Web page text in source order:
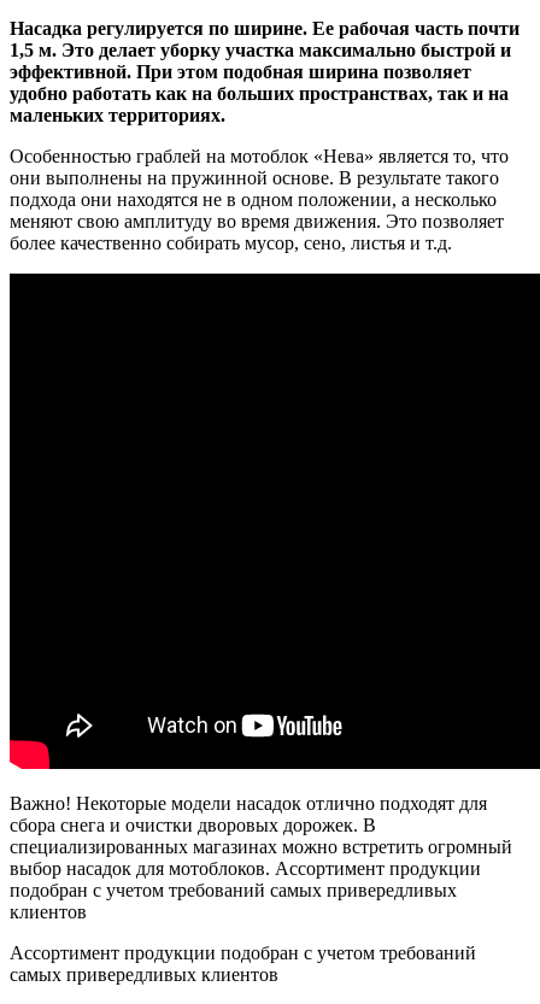
Насадка регулируется по ширине. Ее рабочая часть почти
1,5 м. Это делает уборку участка максимально быстрой и
эффективной. При этом подобная ширина позволяет
удобно работать как на больших пространствах, так и на
маленьких территориях.
Особенностью граблей на мотоблок «Нева» является то, что
они выполнены на пружинной основе. В результате такого
подхода они находятся не в одном положении, а несколько
меняют свою амплитуду во время движения. Это позволяет
более качественно собирать мусор, сено, листья и т.д.
Важно! Некоторые модели насадок отлично подходят для
сбора снега и очистки дворовых дорожек. В
специализированных магазинах можно встретить огромный
выбор насадок для мотоблоков. Ассортимент продукции
подобран с учетом требований самых привередливых
клиентов
Ассортимент продукции подобран с учетом требований
самых привередливых клиентов